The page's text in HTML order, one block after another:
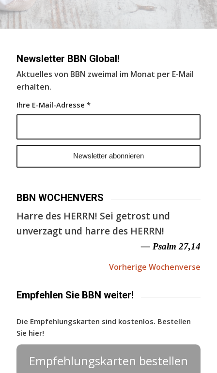
Newsletter BBN Global!
Aktuelles von BBN zweimal im Monat per E-Mail
erhalten.
Ihre E-Mail-Adresse *
BBN WOCHENVERS
Harre des HERRN! Sei getrost und
unverzagt und harre des HERRN!
— Psalm 27,14
Vorherige Wochenverse
Empfehlen Sie BBN weiter!
Die Empfehlungskarten sind kostenlos. Bestellen
Sie hier!
Empfehlungskarten bestellen